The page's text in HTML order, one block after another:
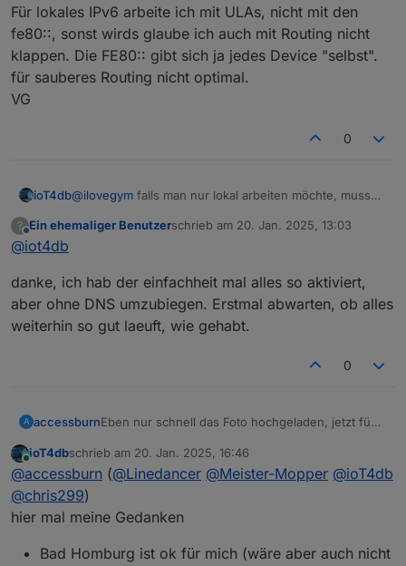
Für lokales IPv6 arbeite ich mit ULAs, nicht mit den
fe80::, sonst wirds glaube ich auch mit Routing nicht
klappen. Die FE80:: gibt sich ja jedes Device "selbst".
für sauberes Routing nicht optimal.
VG
0
ioT4db@ilovegym falls man nur lokal arbeiten möchte, muss
oder setzt das die UDM voraus?
klappen. Die FE80:: gibt sich ja jedes Device "selbst".
für sauberes Routing nicht optimal.
?
Offline
Ein ehemaliger Benutzerschrieb am 20. Jan. 2025, 13:03
zuletzt editiert von
@iot4db
danke, ich hab der einfachheit mal alles so aktiviert,
aber ohne DNS umzubiegen. Erstmal abwarten, ob alles
weiterhin so gut laeuft, wie gehabt.
0
A accessburnEben nur schnell das Foto hochgeladen, jetzt füge
Der erste Stammtisch in Ffm war, aus meiner Sicht,
ein voller Erfolg. Wir haben, denke ich, alle etwas
haben viel erzählt, präsentiert und Erfahrungen
ausgetauscht. Ich danke allen anwesenden und
*insider
organisieren und hoffe auf reges erscheinen.
Wie sollen wir weiter vorgehen? Wochenende?
Bad Homburg? Datumsumfrage?
ioT4dbschrieb am 20. Jan. 2025, 16:46
zuletzt editiert von
@accessburn (@Linedancer @Meister-Mopper @ioT4db
@chris299)
hier mal meine Gedanken
Bad Homburg ist ok für mich (wäre aber auch nicht